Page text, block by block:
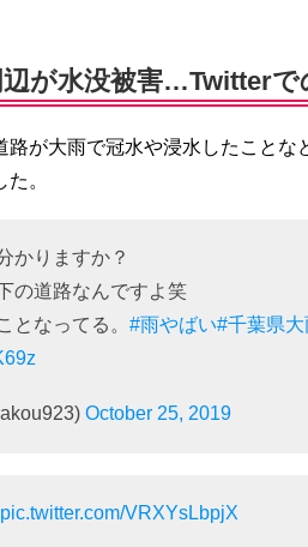
辺が水没被害…Twitterで
路が大雨で冠水や浸水したことな
。
かりますか？
の道路なんですよ笑
となってる。 #雨やばい#千葉県大
October 25, 2019
pic.twitter.com/VRXYsLbpjX